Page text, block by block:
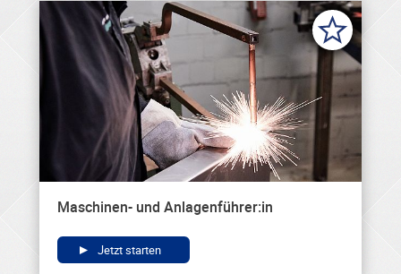
Maschinen- und Anlagenführer:in
Jetzt starten